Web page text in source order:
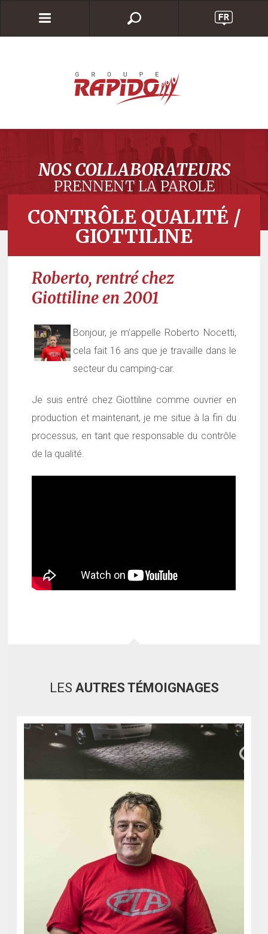
NOS COLLABORATEURS
PRENNENT LA PAROLE
CONTRÔLE QUALITÉ /
GIOTTILINE
Roberto, rentré chez
Giottiline en 2001
Bonjour, je m’appelle Roberto Nocetti,
cela fait 16 ans que je travaille dans le
secteur du camping-car.
Je suis entré chez Giottiline comme ouvrier en
production et maintenant, je me situe à la fin du
processus, en tant que responsable du contrôle
de la qualité.
LES AUTRES TÉMOIGNAGES